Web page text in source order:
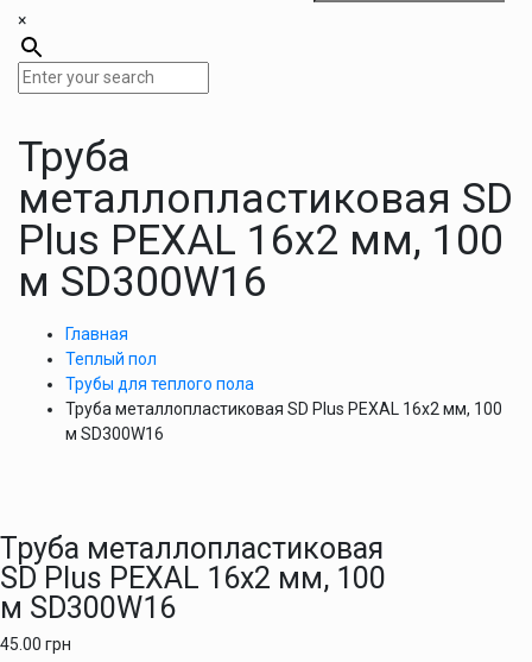
×
Труба
металлопластиковая SD
Plus PEXAL 16х2 мм, 100
м SD300W16
Главная
Теплый пол
Трубы для теплого пола
Труба металлопластиковая SD Plus PEXAL 16х2 мм, 100
м SD300W16
Труба металлопластиковая
SD Plus PEXAL 16х2 мм, 100
м SD300W16
45.00 грн